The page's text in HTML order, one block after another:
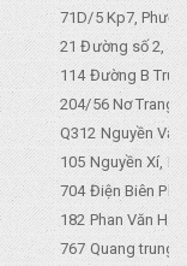
71D/5 Kp7,
21 Đường số 2,
114 Đường B
204/56 Nơ Trang
Q312 Nguyền
105 Nguyền Xí,
704 Điện Biên
182 Phan Văn
767 Quang trung,